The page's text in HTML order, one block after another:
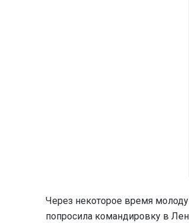
Через некоторое время
попросила командировку в